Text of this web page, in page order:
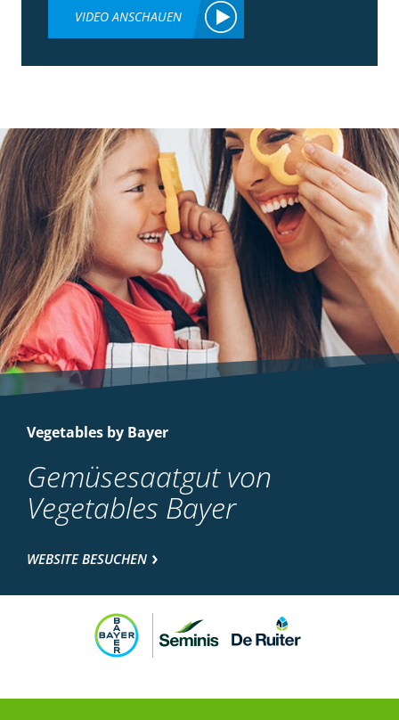
VIDEO ANSCHAUEN
Vegetables by Bayer
Gemüsesaatgut von
Vegetables Bayer
WEBSITE BESUCHEN